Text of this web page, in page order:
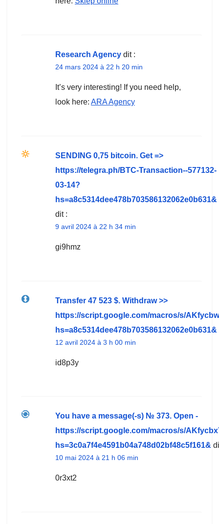
Research Agency dit :
24 mars 2024 à 22 h 20 min
It’s very interesting! If you need help,
look here: ARA Agency
SЕNDING 0,75 bitсоin. Get =>
https://telegra.ph/BTC-Transaction--577132-
03-14?
hs=a8c5314dee478b703586132062e0b631&
dit :
9 avril 2024 à 22 h 34 min
gi9hmz
Transfer 47 523 $. Withdrаw >>
https://script.google.com/macros/s/
hs=a8c5314dee478b703586132062e0b631&
12 avril 2024 à 3 h 00 min
id8p3y
You have a message(-s) № 373. Open -
https://script.google.com/macros/s/
hs=3c0a7f4e4591b04a748d02bf48c5f161&
10 mai 2024 à 21 h 06 min
0r3xt2